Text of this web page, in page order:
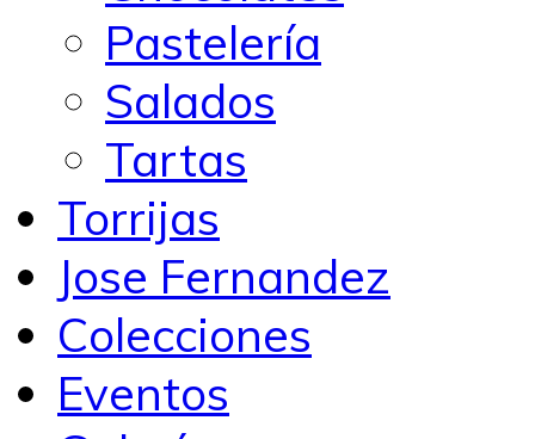
Pastelería
Salados
Tartas
Torrijas
Jose Fernandez
Colecciones
Eventos